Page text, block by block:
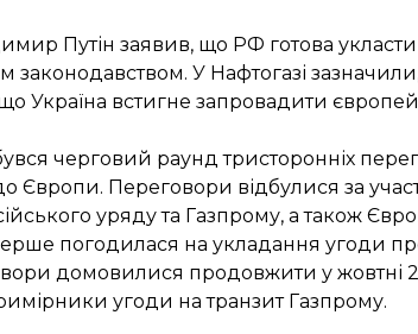
Путін заявив, що РФ готова
У Нафтогазі
Україна встигне запровадити
черговий раунд тристоронніх
Європи. Переговори відбулися за
уряду та Газпрому, а також
погодилася на укладання угоди
домовилися продовжити у жовтні
угоди на транзит Газпрому.